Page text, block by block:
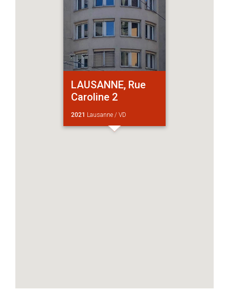
LAUSANNE, Rue
Caroline 2
2021 Lausanne / VD